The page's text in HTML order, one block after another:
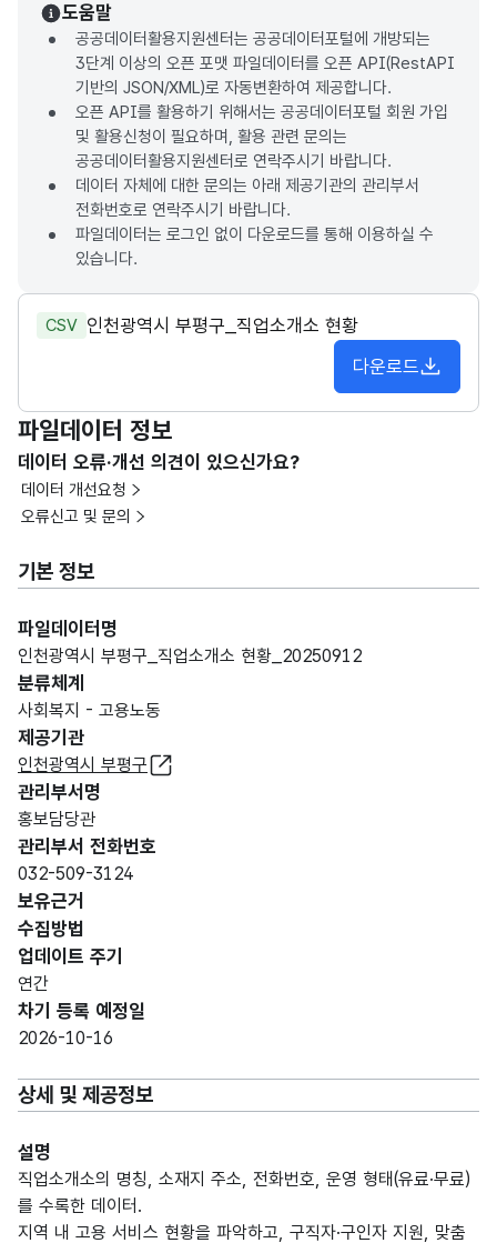
도움말
공공데이터활용지원센터는 공공데이터포털에 개방되는
3단계 이상의 오픈 포맷 파일데이터를 오픈 API(RestAPI
기반의 JSON/XML)로 자동변환하여 제공합니다.
오픈 API를 활용하기 위해서는 공공데이터포털 회원 가입
및 활용신청이 필요하며, 활용 관련 문의는
공공데이터활용지원센터로 연락주시기 바랍니다.
데이터 자체에 대한 문의는 아래 제공기관의 관리부서
전화번호로 연락주시기 바랍니다.
파일데이터는 로그인 없이 다운로드를 통해 이용하실 수
있습니다.
CSV 인천광역시 부평구_직업소개소 현황
다운로드
파일데이터 정보
데이터 오류·개선 의견이 있으신가요?
데이터 개선요청
오류신고 및 문의
기본 정보
파일데이터명
인천광역시 부평구_직업소개소 현황_20250912
분류체계
사회복지 - 고용노동
제공기관
인천광역시 부평구
관리부서명
홍보담당관
관리부서 전화번호
032-509-3124
보유근거
수집방법
업데이트 주기
연간
차기 등록 예정일
2026-10-16
상세 및 제공정보
설명
직업소개소의 명칭, 소재지 주소, 전화번호, 운영 형태(유료·무료)
를 수록한 데이터.
지역 내 고용 서비스 현황을 파악하고, 구직자·구인자 지원, 맞춤